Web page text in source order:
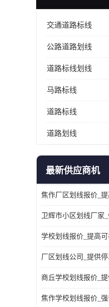
交通道路标线
公路道路划线
道路标线划线
马路标线
道路标线
道路划线
最新供应商机
焦作厂区划线报价_
学校划线报价_提高
厂区划线公司_提供停